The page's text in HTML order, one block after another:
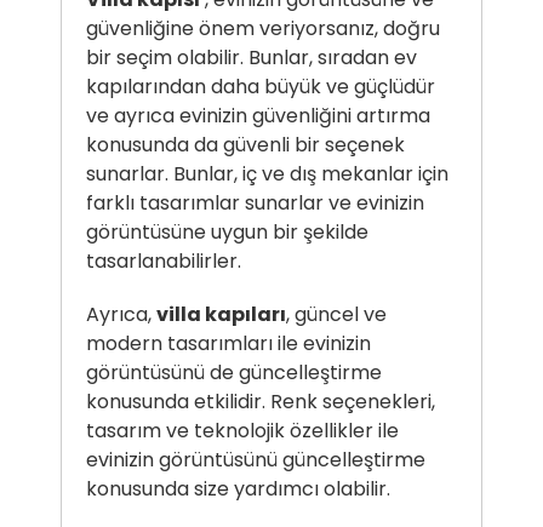
güvenliğine önem veriyorsanız, doğru
bir seçim olabilir. Bunlar, sıradan ev
kapılarından daha büyük ve güçlüdür
ve ayrıca evinizin güvenliğini artırma
konusunda da güvenli bir seçenek
sunarlar. Bunlar, iç ve dış mekanlar için
farklı tasarımlar sunarlar ve evinizin
görüntüsüne uygun bir şekilde
tasarlanabilirler.
Ayrıca,villa kapıları, güncel ve
modern tasarımları ile evinizin
görüntüsünü de güncelleştirme
konusunda etkilidir. Renk seçenekleri,
tasarım ve teknolojik özellikler ile
evinizin görüntüsünü güncelleştirme
konusunda size yardımcı olabilir.